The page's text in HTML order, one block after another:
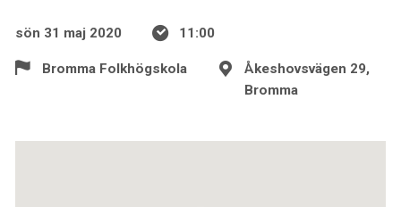
sön 31 maj 2020 11:00
Bromma Folkhögskola
Åkeshovsvägen 29,
Bromma